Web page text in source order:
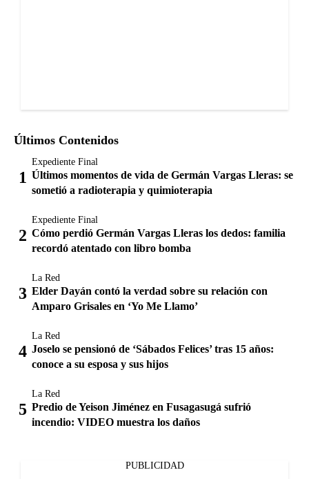
Últimos Contenidos
Expediente Final
Últimos momentos de vida de Germán Vargas Lleras: se
sometió a radioterapia y quimioterapia
Expediente Final
Cómo perdió Germán Vargas Lleras los dedos: familia
recordó atentado con libro bomba
La Red
Elder Dayán contó la verdad sobre su relación con
Amparo Grisales en ‘Yo Me Llamo’
La Red
Joselo se pensionó de ‘Sábados Felices’ tras 15 años:
conoce a su esposa y sus hijos
La Red
Predio de Yeison Jiménez en Fusagasugá sufrió
incendio: VIDEO muestra los daños
PUBLICIDAD